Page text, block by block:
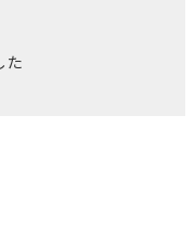
た